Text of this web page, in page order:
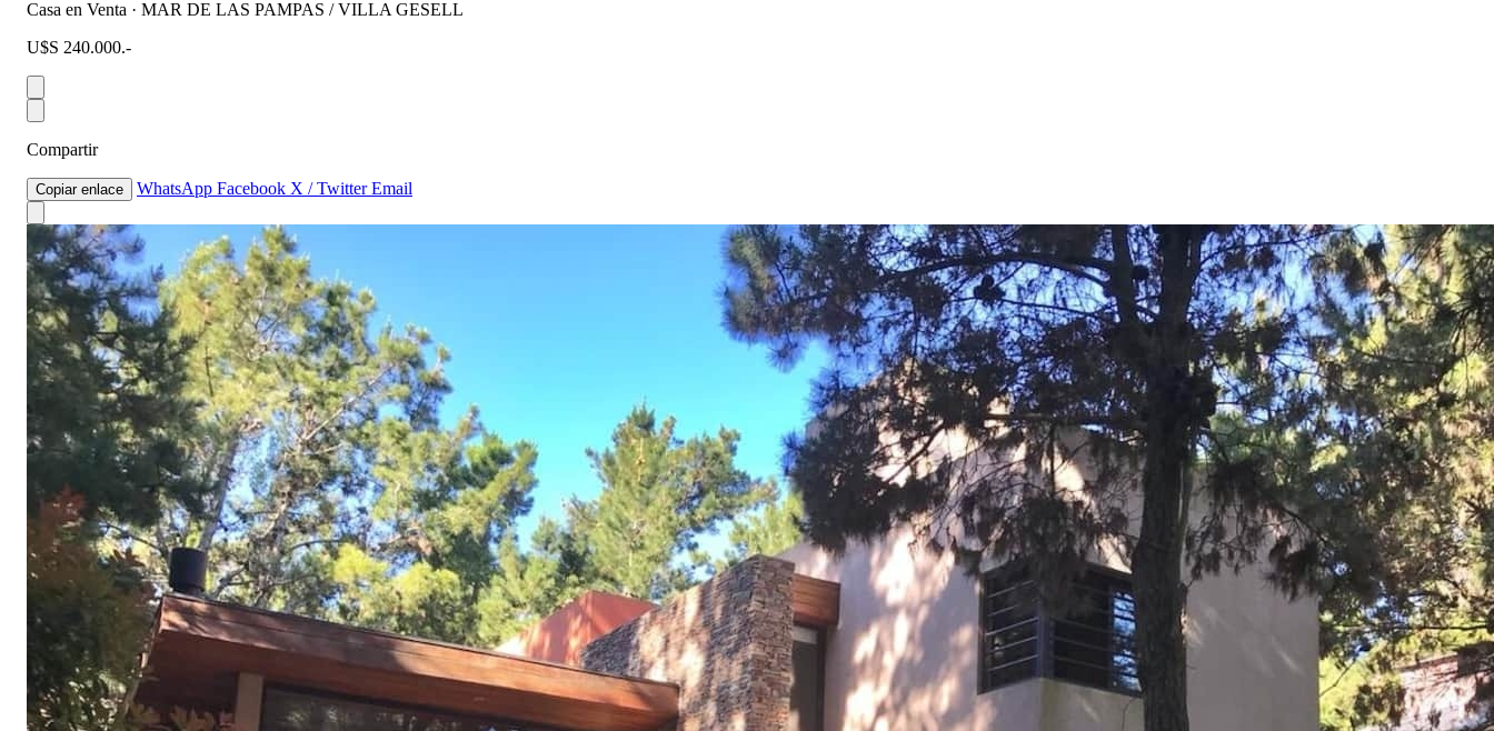
Casa en Venta · MAR DE LAS PAMPAS / VILLA GESELL
U$S 240.000.-
Compartir
Copiar enlace WhatsApp Facebook X / TwitterEmail